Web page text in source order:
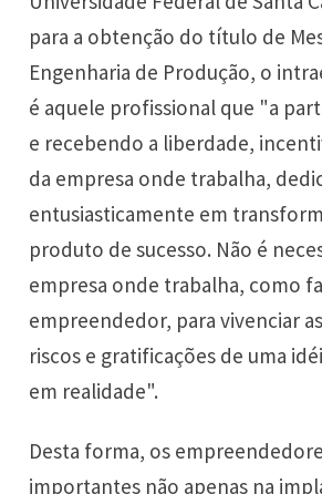
para a obtenção do título de
Engenharia de Produção, o
é aquele profissional que "a
e recebendo a liberdade,
da empresa onde trabalha,
entusiasticamente em
produto de sucesso. Não é
empresa onde trabalha, como
empreendedor, para vivenciar
riscos e gratificações de uma
em realidade".
Desta forma, os
importantes não apenas na